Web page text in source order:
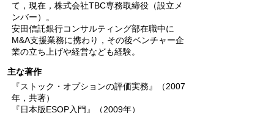
て，現在，株式会社TBC専務取締役（設立メ
ンバー）。
安田信託銀行コンサルティング部在職中に
M&A支援業務に携わり，その後ベンチャー企
業の立ち上げや経営なども経験。
主な著作
『ストック・オプションの評価実務』（2007
年，共著）
『日本版ESOP入門』（2009年）